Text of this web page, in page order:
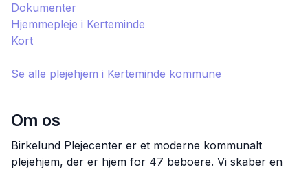
Dokumenter
Hjemmepleje i Kerteminde
Kort
Se alle plejehjem i Kerteminde kommune
Om os
Birkelund Plejecenter er et moderne kommunalt
plejehjem, der er hjem for 47 beboere. Vi skaber en